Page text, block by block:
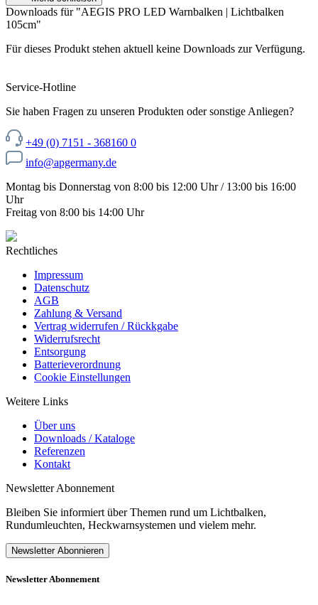
Downloads für "AEGIS PRO LED Warnbalken | Lichtbalken
105cm"
Für dieses Produkt stehen aktuell keine Downloads zur Verfügung.
Service-Hotline
Sie haben Fragen zu unseren Produkten oder sonstige Anliegen?
+49 (0) 7151 - 368160 0
info@apgermany.de
Montag bis Donnerstag von 8:00 bis 12:00 Uhr / 13:00 bis 16:00
Uhr
Freitag von 8:00 bis 14:00 Uhr
Rechtliches
Impressum
Datenschutz
AGB
Zahlung & Versand
Vertrag widerrufen / Rückkgabe
Widerrufsrecht
Entsorgung
Batterieverordnung
Cookie Einstellungen
Weitere Links
Über uns
Downloads / Kataloge
Referenzen
Kontakt
Newsletter Abonnement
Bleiben Sie informiert über Themen rund um Lichtbalken,
Rundumleuchten, Heckwarnsystemen und vielem mehr.
Newsletter Abonnieren
Newsletter Abonnement